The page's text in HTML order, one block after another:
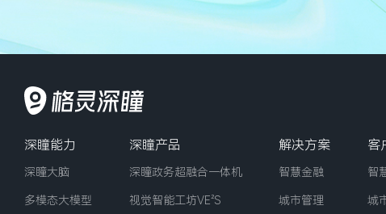
深瞳能力
深瞳大脑
多模态大模型
深瞳产品
深瞳政务超融合一体机
视觉智能工坊VE²‌S
解决方案
智慧金融
城市管理
客
智
城